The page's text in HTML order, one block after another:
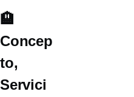
🏨
Concep
to,
Servici